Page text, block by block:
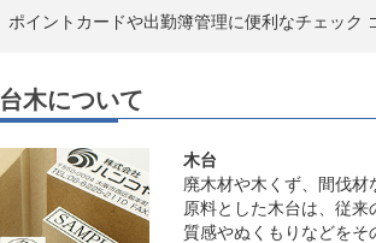
ポイントカードや出勤簿管理に便利なチェック
台木について
木台
廃木材や木くず、間伐材
原料とした木台は、従来
質感やぬくもりなどをそ